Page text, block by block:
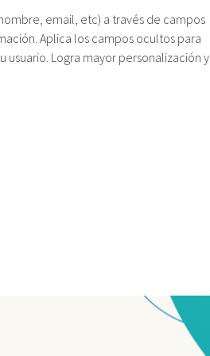
email, etc) a través de campos
Aplica los campos ocultos para
usuario. Logra mayor personalización y